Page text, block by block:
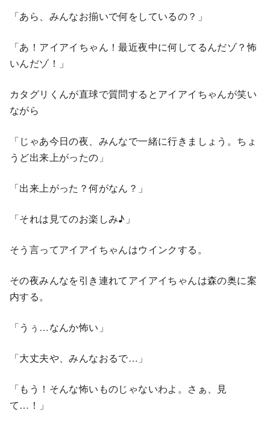
「あら、みんなお揃いで何をしているの？」
「あ！アイアイちゃん！最近夜中に何してるんだゾ？怖
いんだゾ！」
カタグリくんが直球で質問するとアイアイちゃんが笑い
ながら
「じゃあ今日の夜、みんなで一緒に行きましょう。ちょ
うど出来上がったの」
「出来上がった？何がなん？」
「それは見てのお楽しみ♪」
そう言ってアイアイちゃんはウインクする。
その夜みんなを引き連れてアイアイちゃんは森の奥に案
内する。
「うぅ…なんか怖い」
「大丈夫や、みんなおるで…」
「もう！そんな怖いものじゃないわよ。さぁ、見
て…！」